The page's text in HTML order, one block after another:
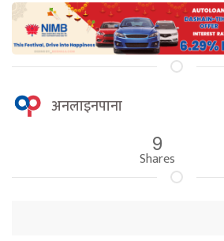
अनलाइनपाना
9
Shares